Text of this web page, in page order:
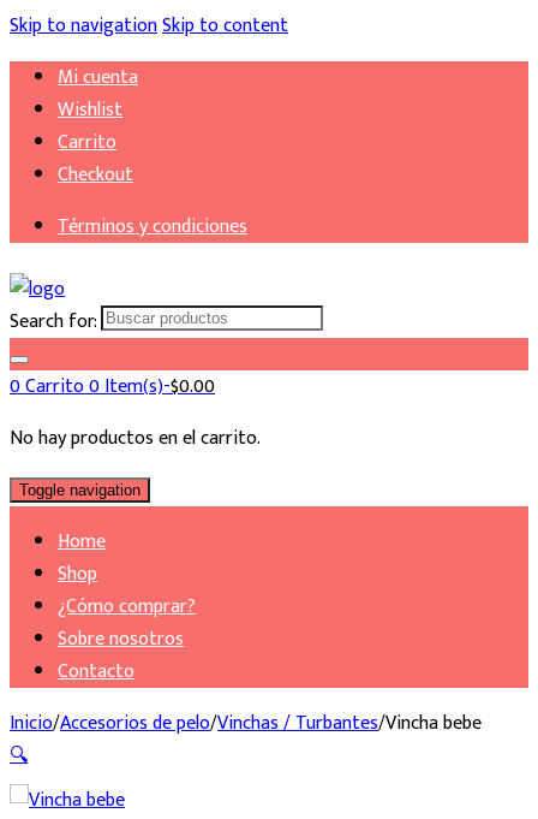
Skip to navigationSkip to content
Mi cuenta
Wishlist
Carrito
Checkout
Términos y condiciones
Search for:
0Carrito0 Item(s)-$0.00
No hay productos en el carrito.
Toggle navigation
Home
Shop
¿Cómo comprar?
Sobre nosotros
Contacto
Inicio/Accesorios de pelo/Vinchas / Turbantes/Vincha bebe
🔍